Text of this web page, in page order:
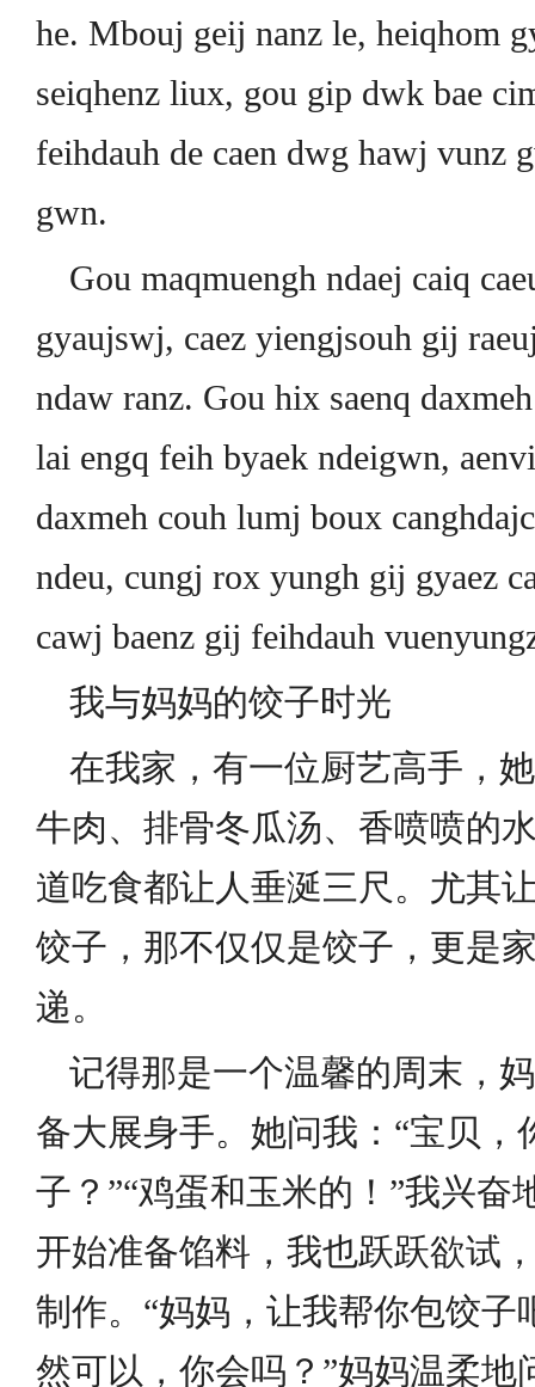
he. Mbouj geij nanz le, heiqhom
seiqhenz liux, gou gip dwk bae
feihdauh de caen dwg hawj vunz
gwn.
Gou maqmuengh ndaej caiq
gyaujswj, caez yiengjsouh gij
ndaw ranz. Gou hix saenq
lai engq feih byaek ndeigwn,
daxmeh couh lumj boux
ndeu, cungj rox yungh gij gyaez
cawj baenz gij feihdauh
我与妈妈的饺子时光
在我家，有一位厨艺高手，
牛肉、排骨冬瓜汤、香喷喷
道吃食都让人垂涎三尺。尤其
饺子，那不仅仅是饺子，更是
递。
记得那是一个温馨的周末，
备大展身手。她问我：“宝贝，
子？”“鸡蛋和玉米的！”我兴奋
开始准备馅料，我也跃跃欲试
制作。“妈妈，让我帮你包饺子
然可以，你会吗？”妈妈温柔地